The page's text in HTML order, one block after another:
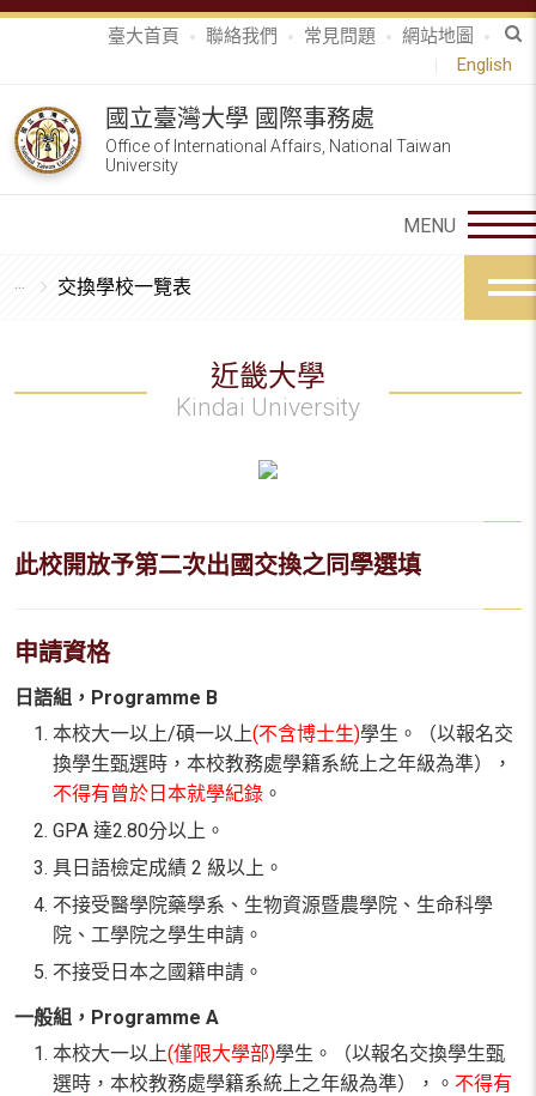
臺大首頁 聯絡我們 常見問題
網站地圖
English
國立臺灣大學 國際事務處
Office of International Affairs, National Taiwan
University
交換學校一覽表
近畿大學
Kindai University
此校開放予第二次出國交換之同學選填
申請資格
日語組，Programme B
本校大一以上/碩一以上(不含博士生)學生。（以報名交
換學生甄選時，本校教務處學籍系統上之年級為準），
不得有曾於日本就學紀錄 。
GPA 達2.80分以上。
具日語檢定成績 2 級以上。
不接受醫學院藥學系、生物資源暨農學院、生命科學
院、工學院之學生申請。
不接受日本之國籍申請。
一般組，Programme A
本校大一以上(僅限大學部)學生。（以報名交換學生甄
選時，本校教務處學籍系統上之年級為準），。 不得有